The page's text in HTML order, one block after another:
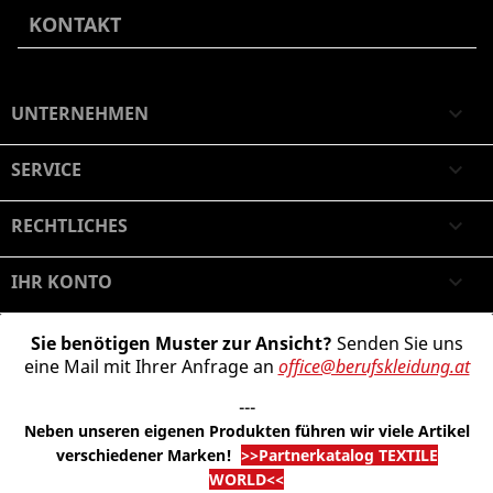
KONTAKT
UNTERNEHMEN 
SERVICE 
RECHTLICHES 
IHR KONTO 
Sie benötigen Muster zur Ansicht? Senden Sie uns
eine Mail mit Ihrer Anfrage an office@berufskleidung.at
---
Neben unseren eigenen Produkten führen wir viele Artikel
verschiedener Marken! >>Partnerkatalog TEXTILE
WORLD<<